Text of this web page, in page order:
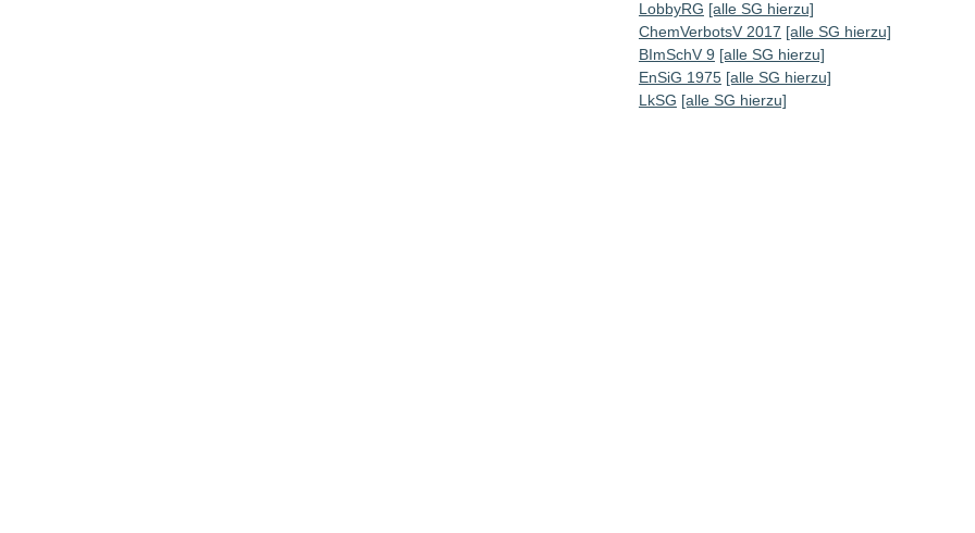
LobbyRG [alle SG hierzu]
ChemVerbotsV 2017 [alle SG hierzu]
BImSchV 9 [alle SG hierzu]
EnSiG 1975 [alle SG hierzu]
LkSG [alle SG hierzu]